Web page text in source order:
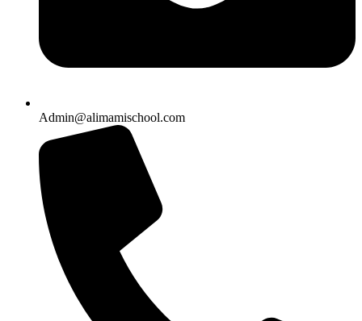
Admin@alimamischool.com